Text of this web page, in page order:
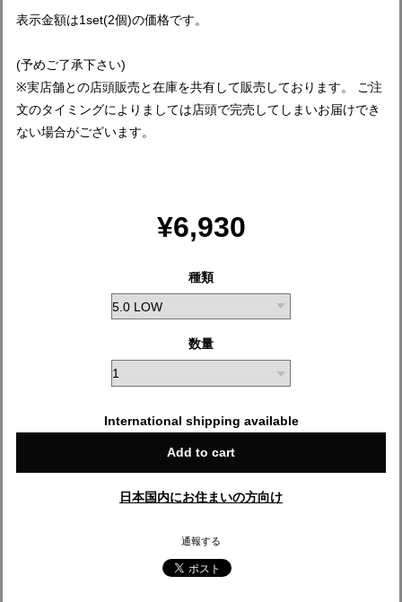
表示金額は1set(2個)の価格です。
(予めご了承下さい)
※実店舗との店頭販売と在庫を共有して販売しております。 ご注
文のタイミングによりましては店頭で完売してしまいお届けでき
ない場合がございます。
¥6,930
種類
数量
International shipping available
Add to cart
日本国内にお住まいの方向け
通報する